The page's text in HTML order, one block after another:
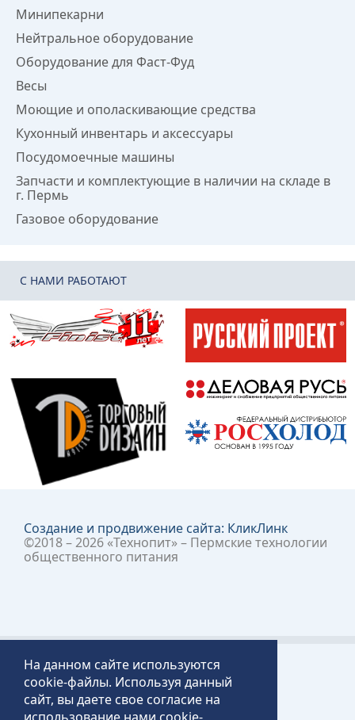
Минипекарни
Нейтральное оборудование
Оборудование для Фаст-Фуд
Весы
Моющие и ополаскивающие средства
Кухонный инвентарь и аксессуары
Посудомоечные машины
Запчасти и комплектующие в наличии на складе в
г. Пермь
Газовое оборудование
C НАМИ РАБОТАЮТ
Создание и продвижение сайта: КликЛинк
©2018 – 2026 «Технопит» – Пермские технологии
общественного питания
На данном сайте используются
cookie-файлы. Используя данный
сайт, вы даете свое согласие на